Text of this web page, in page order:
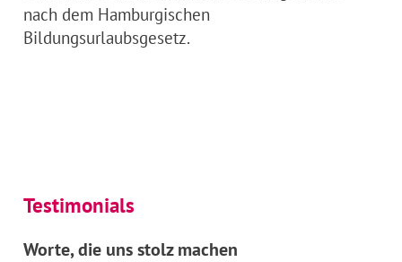
nach dem Hamburgischen
Bildungsurlaubsgesetz.
Testimonials
Worte, die uns stolz machen